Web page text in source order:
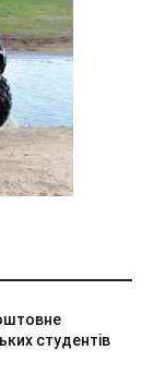
студентів